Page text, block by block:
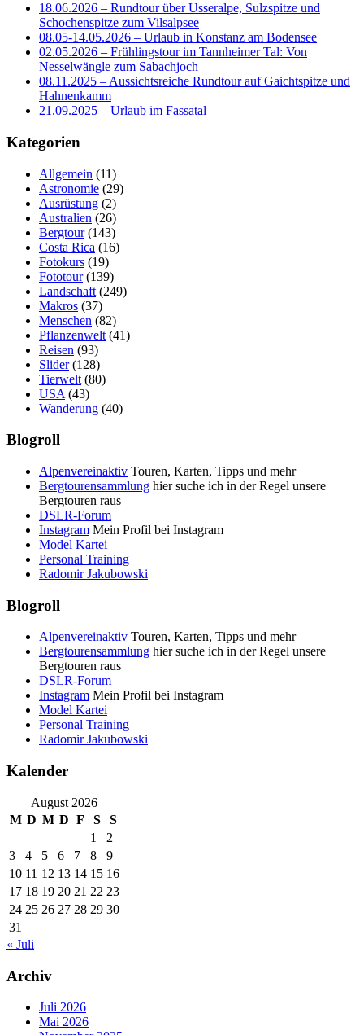
18.06.2026 – Rundtour über Usseralpe, Sulzspitze und
Schochenspitze zum Vilsalpsee
08.05-14.05.2026 – Urlaub in Konstanz am Bodensee
02.05.2026 – Frühlingstour im Tannheimer Tal: Von
Nesselwängle zum Sabachjoch
08.11.2025 – Aussichtsreiche Rundtour auf Gaichtspitze und
Hahnenkamm
21.09.2025 – Urlaub im Fassatal
Kategorien
Allgemein (11)
Astronomie (29)
Ausrüstung (2)
Australien (26)
Bergtour(143)
Costa Rica (16)
Fotokurs (19)
Fototour(139)
Landschaft (249)
Makros (37)
Menschen (82)
Pflanzenwelt (41)
Reisen (93)
Slider(128)
Tierwelt (80)
USA (43)
Wanderung (40)
Blogroll
Alpenvereinaktiv Touren, Karten, Tipps und mehr
Bergtourensammlung hier suche ich in der Regel unsere
Bergtouren raus
DSLR-Forum
Instagram Mein Profil bei Instagram
Model Kartei
Personal Training
Radomir Jakubowski
Blogroll
Alpenvereinaktiv Touren, Karten, Tipps und mehr
Bergtourensammlung hier suche ich in der Regel unsere
Bergtouren raus
DSLR-Forum
Instagram Mein Profil bei Instagram
Model Kartei
Personal Training
Radomir Jakubowski
Kalender
August 2026
M D M D F S
S
1
2
3
4 5 6 7 8
9
10 11 12 13 14 15 16
17 18 19 20 21 22 23
24 25 26 27 28 29 30
31
« Juli
Archiv
Juli 2026
Mai 2026